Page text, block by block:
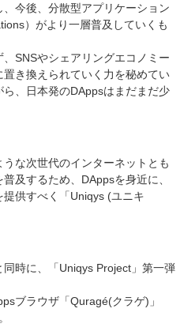
今後、分散型アプリケーション
）がより一層普及していくも
SNSやシェアリングエコノミー
き換えられていく力を秘めてい
、日本発のDAppsはまだまだ少
な次世代のインターネットとも
及するため、DAppsを身近に、
供すべく「Uniqys (ユニキ
時に、「Uniqys Project」第一弾
ブラウザ「Quragé(クラゲ)」